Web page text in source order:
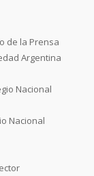
de la Prensa
Argentina
Nacional
Nacional